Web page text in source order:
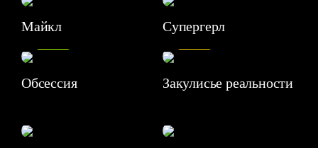
Майкл Супергерл
Обсессия
7.1
Закулисье реальности